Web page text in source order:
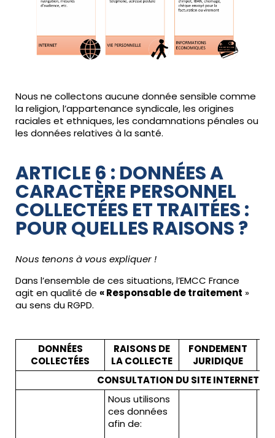
Nous ne collectons aucune donnée sensible comme
la religion, l’appartenance syndicale, les origines
raciales et ethniques, les condamnations pénales ou
les données relatives à la santé.
ARTICLE 6 : DONNÉES A
CARACTÈRE PERSONNEL
COLLECTÉES ET TRAITÉES :
POUR QUELLES RAISONS ?
Nous tenons à vous expliquer !
Dans l’ensemble de ces situations, l’EMCC France
agit en qualité de « Responsable de traitement »
au sens du RGPD.
DONNÉES
COLLECTÉES
RAISONS DE
LA COLLECTE
FONDEMENT
JURIDIQUE
CONSULTATION DU SITE INTERNET
Nous utilisons
ces données
afin de: